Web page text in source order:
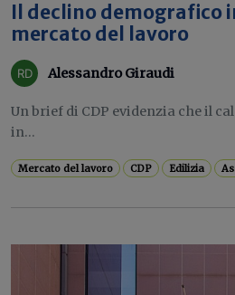
Il declino demografico
mercato del lavoro
Alessandro Giraudi
Un brief di CDP evidenzia che il
in...
Mercato del lavoro CDP Edilizia